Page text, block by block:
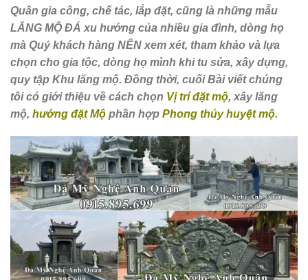
Quân gia công, chế tác, lắp đặt, cũng là những mẫu
LĂNG MỘ ĐÁ xu hướng của nhiều gia đình, dòng họ
mà Quý khách hàng NÊN xem xét, tham khảo và lựa
chọn cho gia tộc, dòng họ mình khi tu sửa, xây dựng,
quy tập Khu lăng mộ. Đồng thời, cuối Bài viết chúng
tôi có giới thiệu về cách chọn Vị trí đặt mộ, xây lăng
mộ, hướng đặt Mộ phần hợp Phong thủy huyệt mộ.